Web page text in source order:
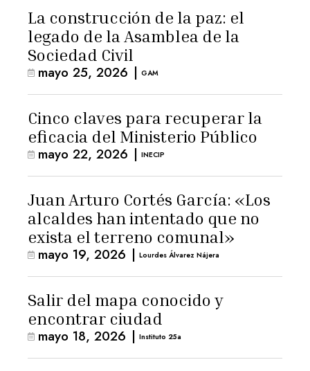
La construcción de la paz: el
legado de la Asamblea de la
Sociedad Civil
mayo 25, 2026 | GAM
Cinco claves para recuperar la
eficacia del Ministerio Público
mayo 22, 2026 | INECIP
Juan Arturo Cortés García: «Los
alcaldes han intentado que no
exista el terreno comunal»
mayo 19, 2026 | Lourdes Álvarez Nájera
Salir del mapa conocido y
encontrar ciudad
mayo 18, 2026 | Instituto 25a